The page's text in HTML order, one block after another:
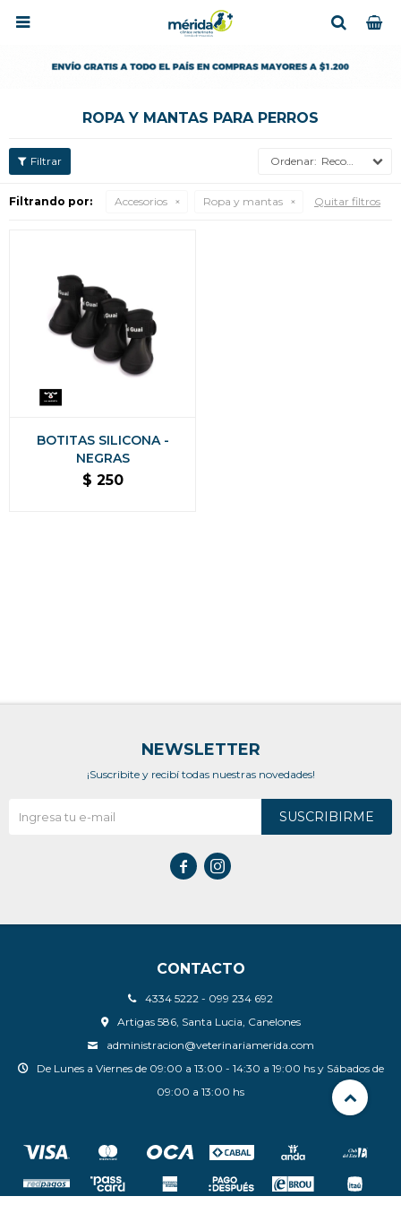

ROPA Y MANTAS PARA PERROS
Recomendados
Filtrando por: Accesorios Ropa y mantas Quitar filtros
BOTITAS SILICONA -
NEGRAS
$ 250
CONTACTO
4334 5222 - 099 234 692
Artigas 586, Santa Lucia, Canelones
administracion@veterinariamerida.com
De Lunes a Viernes de 09:00 a 13:00 - 14:30 a 19:00 hs y Sábados de
09:00 a 13:00 hs
NEWSLETTER
¡Suscribite y recibí todas nuestras novedades!
SUSCRIBIRME
 